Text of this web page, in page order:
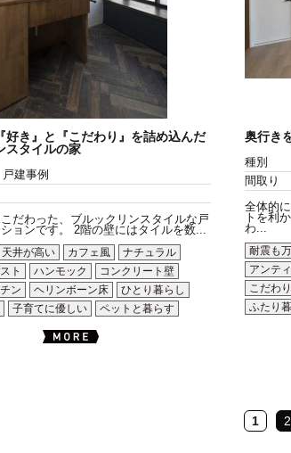
好き』と『こだわり』を詰め込んだ
スタイルの家
戸建事例
だわった、ブルックリンスタイルな戸
ョンです。 2階の壁にはタイルを数...
天井が高い カフェ風
ナチュラル
ト
ハンモック
コンクリート壁
ン
ヘリンボーン床
ひとり暮らし
子育てに優しい ペットと暮らす
奥行き
種別
間取り
全体的
トを利
わ...
耐震も
アンテ
こだわ
ふたり
1 2